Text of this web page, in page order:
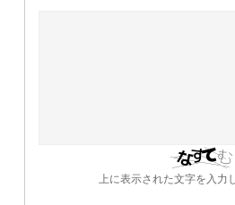
上に表示された文字を入力